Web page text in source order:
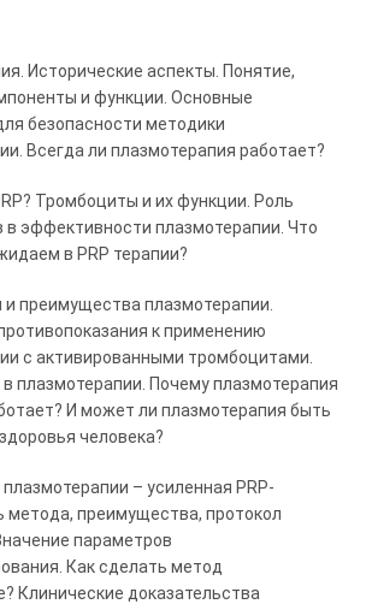
Исторические аспекты. Понятие,
и функции. Основные
безопасности методики
Всегда ли плазмотерапия работает?
Тромбоциты и их функции. Роль
в эффективности плазмотерапии. Что
в PRP терапии?
преимущества плазмотерапии.
к применению
с активированными тромбоцитами.
плазмотерапии. Почему плазмотерапия
И может ли плазмотерапия быть
человека?
– усиленная PRP-
метода, преимущества, протокол
параметров
Как сделать метод
Клинические доказательства